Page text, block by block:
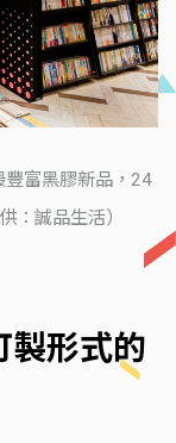
豐富黑膠新品，24
：誠品生活）
製形式的